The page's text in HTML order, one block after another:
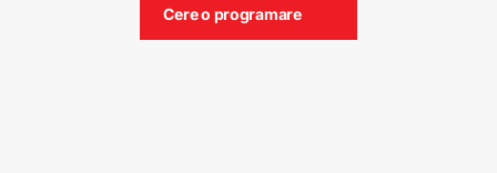
Cere o programare